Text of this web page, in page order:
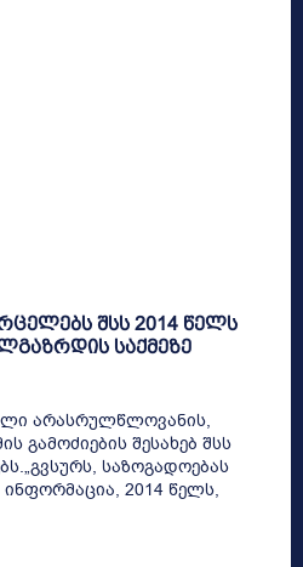
შსს 2014 წელს
საქმეზე
არასრულწლოვანის,
გამოძიების შესახებ შსს
საზოგადოებას
2014 წელს,